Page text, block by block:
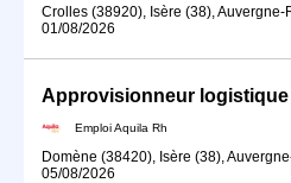
Crolles (38920), Isère (38), Auvergne-
01/08/2026
Approvisionneur logistique
Emploi Aquila Rh
Domène (38420), Isère (38),
05/08/2026